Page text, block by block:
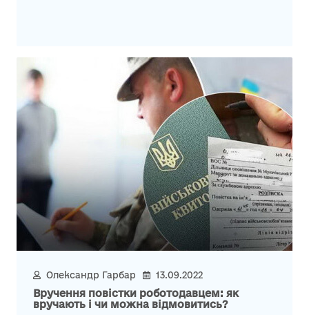
Олександр Гарбар 13.09.2022
Вручення повістки роботодавцем: як
вручають і чи можна відмовитись?